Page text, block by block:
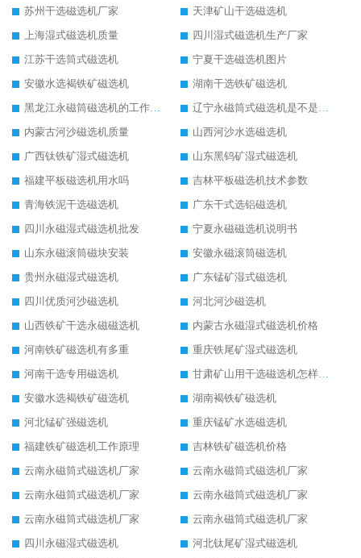
苏州干选磁选机厂家
天津矿山干选磁选机
上海湿式磁选机质量
四川湿式磁选机生产厂家
江苏干选筒式磁选机
宁夏干选磁选机图片
安徽水选褐铁矿磁选机
湖南干选铁矿磁选机
黑龙江永磁筒磁选机的工作原理
辽宁永磁筒式磁选机是不是强磁
内蒙古河沙磁选机质量
山西河沙水选磁选机
广西钛铁矿湿式磁选机
山东黑钨矿湿式磁选机
福建平板磁选机用水吗
吉林平板磁选机技术参数
青海铁泥干选磁选机
广东干式选铝磁选机
四川永磁湿式磁选机批发
宁夏永磁磁选机说明书
山东永磁滚筒磁块安装
安徽永磁滚筒磁选机
贵州永磁湿式磁选机
广东锰矿湿式磁选机
四川优质河沙磁选机
河北河沙磁选机
山西铁矿干选永磁磁选机
内蒙古永磁湿式磁选机价格
河南铁矿磁选机有多重
重庆铁尾矿湿式磁选机
河南干选专用磁选机
甘肃矿山用干选磁选机怎样调磁
安徽水选褐铁矿磁选机
湖南褐铁矿磁选机
河北锰矿强磁选机
重庆锰矿水选磁选机
福建铁矿磁选机工作原理
吉林铁矿磁选机价格
云南永磁筒式磁选机厂家
云南永磁筒式磁选机厂家
云南永磁筒式磁选机厂家
云南永磁筒式磁选机厂家
云南永磁筒式磁选机厂家
云南永磁筒式磁选机厂家
四川永磁湿式磁选机
河北钛尾矿湿式磁选机